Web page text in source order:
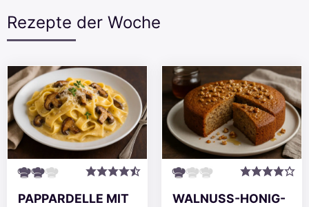
Rezepte der Woche
PAPPARDELLE MIT
WALNUSS-HONIG-